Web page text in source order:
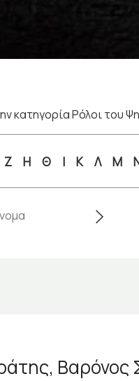
κατηγορία Ρόλοι του
Ζ Η Θ Ι Κ Λ Μ
Βαρόνος